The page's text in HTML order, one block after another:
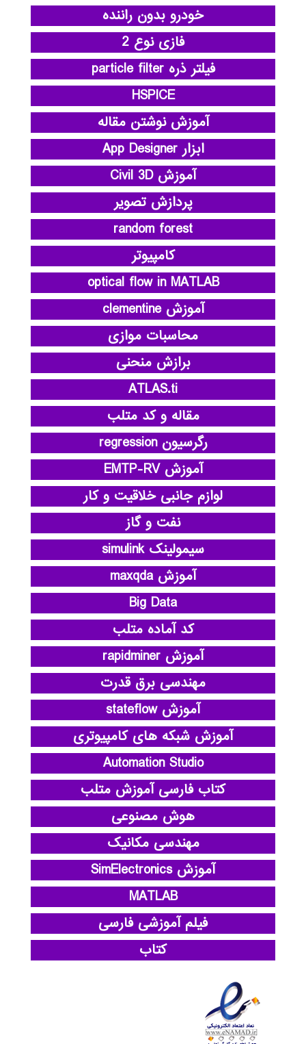
خودرو بدون راننده
فازی نوع 2
فیلتر ذره particle filter
HSPICE
آموزش نوشتن مقاله
ابزار App Designer
آموزش Civil 3D
پردازش تصویر
random forest
کامپیوتر
optical flow in MATLAB
آموزش clementine
محاسبات موازی
برازش منحنی
ATLAS.ti
مقاله و کد متلب
رگرسیون regression
آموزش EMTP-RV
لوازم جانبی خلاقیت و کار
نفت و گاز
سیمولینک simulink
آموزش maxqda
Big Data
کد آماده متلب
آموزش rapidminer
مهندسی برق قدرت
آموزش stateflow
آموزش شبکه های کامپیوتری
Automation Studio
کتاب فارسی آموزش متلب
هوش مصنوعی
مهندسی مکانیک
آموزش SimElectronics
MATLAB
فیلم آموزشی فارسی
کتاب